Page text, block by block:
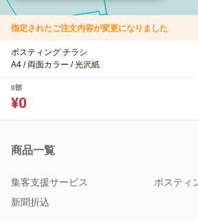
指定されたご注文内容が変更になりました
ポスティング チラシ
A4 / 両面カラー / 光沢紙
0部
¥0
商品一覧
集客支援サービス
ポスティ
新聞折込